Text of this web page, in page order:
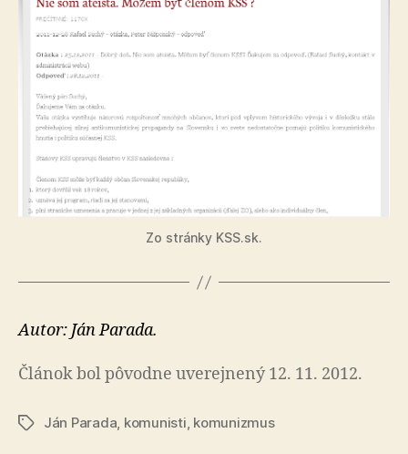
Zo stránky KSS.sk.
Autor: Ján Parada.
Článok bol pôvodne uverejnený 12. 11. 2012.
ZnačkyJán Parada komunisti komunizmus